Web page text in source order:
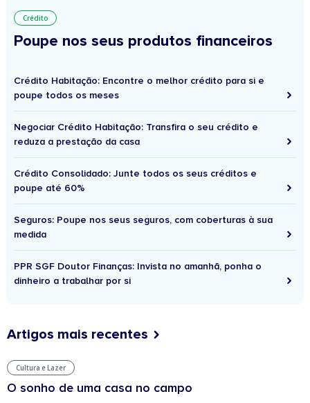
Crédito
Poupe nos seus produtos financeiros
Crédito Habitação: Encontre o melhor crédito para si e
poupe todos os meses
Negociar Crédito Habitação: Transfira o seu crédito e
reduza a prestação da casa
Crédito Consolidado: Junte todos os seus créditos e
poupe até 60%
Seguros: Poupe nos seus seguros, com coberturas à sua
medida
PPR SGF Doutor Finanças: Invista no amanhã, ponha o
dinheiro a trabalhar por si
Artigos mais recentes
Cultura e Lazer
O sonho de uma casa no campo